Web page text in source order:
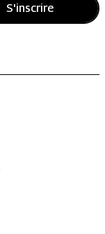
S'inscrire